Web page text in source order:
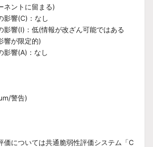
ネントに留まる)
影響(C)：なし
影響(I)：低(情報が改ざん可能ではある
響が限定的)
影響(A)：なし
警告)
価については共通脆弱性評価システム「C